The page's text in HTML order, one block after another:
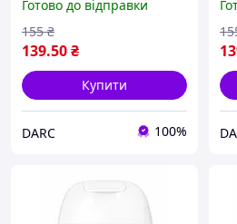
мл
Готово до відправки
139.50₴
155 ₴
Купити
DARC 100%
мл